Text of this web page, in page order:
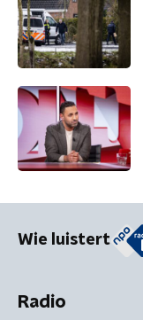
Wie luistert
Radio